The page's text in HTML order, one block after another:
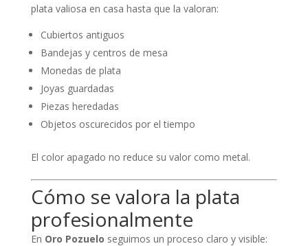
plata valiosa en casa hasta que la valoran:
Cubiertos antiguos
Bandejas y centros de mesa
Monedas de plata
Joyas guardadas
Piezas heredadas
Objetos oscurecidos por el tiempo
El color apagado no reduce su valor como metal.
Cómo se valora la plata
profesionalmente
En Oro Pozuelo seguimos un proceso claro y visible: